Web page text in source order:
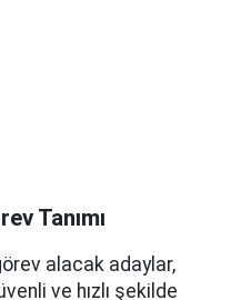
Tanımı
alacak adaylar,
ve hızlı şekilde